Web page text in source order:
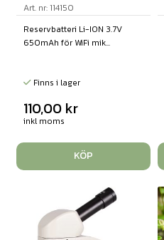
Art. nr: 114150
Reservbatteri Li-ION 3.7V
650mAh för WiFi mik...
Finns i lager
110,00 kr
inkl moms
KÖP